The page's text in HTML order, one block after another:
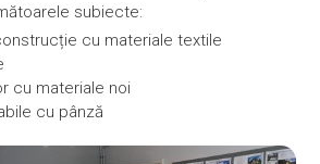
subiecte:
cu materiale textile
cu materiale noi
cu pânză